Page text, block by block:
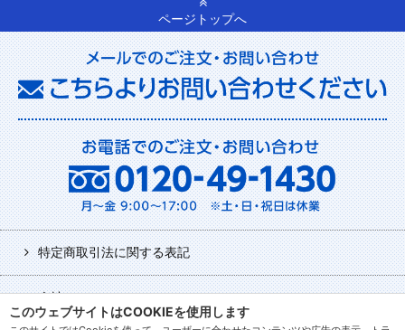
このウェブサイトはCOOKIEを使用します
ページトップへ
特定商取引法に関する表記
会社について